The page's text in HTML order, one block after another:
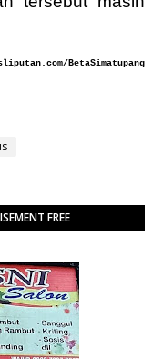
BetaSimatupang
FREE